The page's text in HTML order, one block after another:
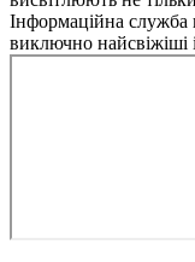
Інформаційна служба
виключно найсвіжіші